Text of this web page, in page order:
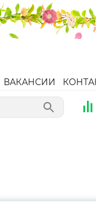
ВАКАНСИИ